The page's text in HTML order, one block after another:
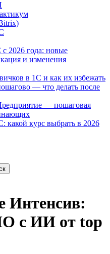
2026 года: новые
и изменения
в 1С и как их избежать
— что делать после
— пошаговая
какой курс выбрать в 2026
Интенсив:
с ИИ от top